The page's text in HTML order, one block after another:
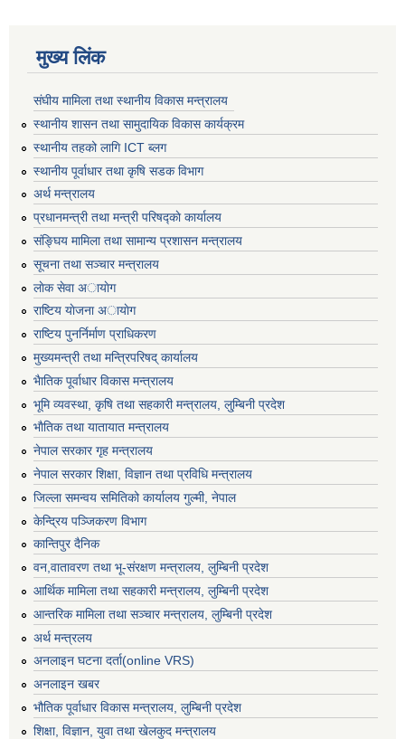
मुख्य लिंक
संघीय मामिला तथा स्थानीय विकास मन्त्रालय
स्थानीय शासन तथा सामुदायिक विकास कार्यक्रम
स्थानीय तहको लागि ICT ब्लग
स्थानीय पूर्वाधार तथा कृषि सडक विभाग
अर्थ मन्त्रालय
प्रधानमन्त्री तथा मन्त्री परिषद्काे कार्यालय
संङ्घिय मामिला तथा सामान्य प्रशासन मन्त्रालय
सूचना तथा सञ्चार मन्त्रालय
लाेक सेवा अायाेग
राष्टिय याेजना अायाेग
राष्टिय पुनर्निर्माण प्राधिकरण
मुख्यमन्त्री तथा मन्त्रिपरिषद् कार्यालय
भैातिक पूर्वाधार विकास मन्त्रालय
भूमि व्यवस्था, कृषि तथा सहकारी मन्त्रालय, लु्म्बिनी प्रदेश
भाैतिक तथा यातायात मन्त्रालय
नेपाल सरकार गृह मन्त्रालय
नेपाल सरकार शिक्षा, विज्ञान तथा प्रविधि मन्त्रालय
जिल्ला समन्वय समितिको कार्यालय गुल्मी, नेपाल
केन्द्रिय पञ्जिकरण विभाग
कान्तिपुर दैनिक
वन,वातावरण तथा भू-संरक्षण मन्त्रालय, लुम्बिनी प्रदेश
आर्थिक मामिला तथा सहकारी मन्त्रालय, लुम्बिनी प्रदेश
आन्तरिक मामिला तथा सञ्चार मन्त्रालय, लुम्बिनी प्रदेश
अर्थ मन्त्रलय
अनलाइन घटना दर्ता(online VRS)
अनलाइन खबर
भौतिक पूर्वाधार विकास मन्त्रालय, लुम्बिनी प्रदेश
शिक्षा, विज्ञान, युवा तथा खेलकुद मन्‍‍त्रालय